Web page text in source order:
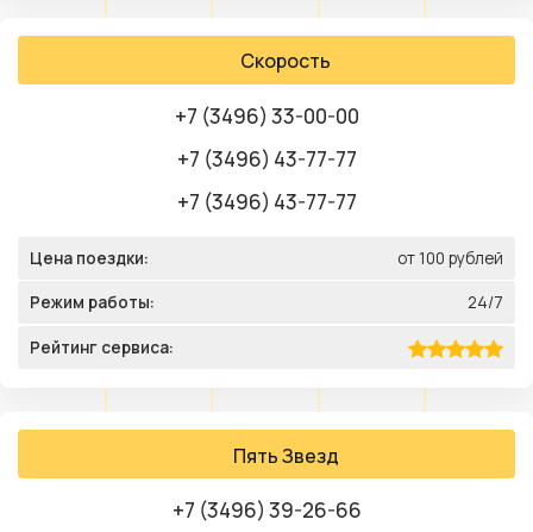
Скорость
+7 (3496) 33-00-00
+7 (3496) 43-77-77
+7 (3496) 43-77-77
Цена поездки: от 100 рублей
Режим работы: 24/7
Рейтинг сервиса:
Пять Звезд
+7 (3496) 39-26-66